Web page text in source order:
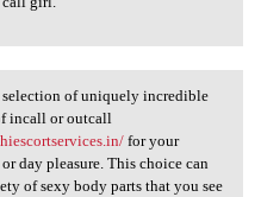
selection of
selection of uniquely incredible
incall or outcall
for your
day pleasure. This choice can
of sexy body parts that you see